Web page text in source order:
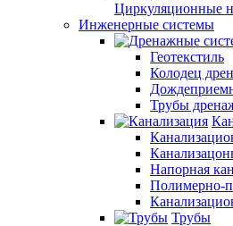
Циркуляционные
Инженерные системы
Геотекстиль
Колодец
Трубы
Напорная
Полимерно-
Трубы